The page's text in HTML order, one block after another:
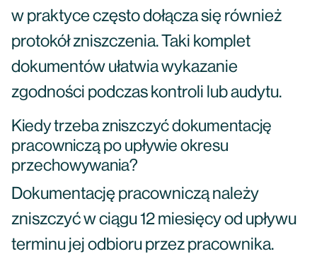
w praktyce często dołącza się również
protokół zniszczenia. Taki komplet
dokumentów ułatwia wykazanie
zgodności podczas kontroli lub audytu.
Kiedy trzeba zniszczyć dokumentację
pracowniczą po upływie okresu
przechowywania?
Dokumentację pracowniczą należy
zniszczyć w ciągu 12 miesięcy od upływu
terminu jej odbioru przez pracownika.